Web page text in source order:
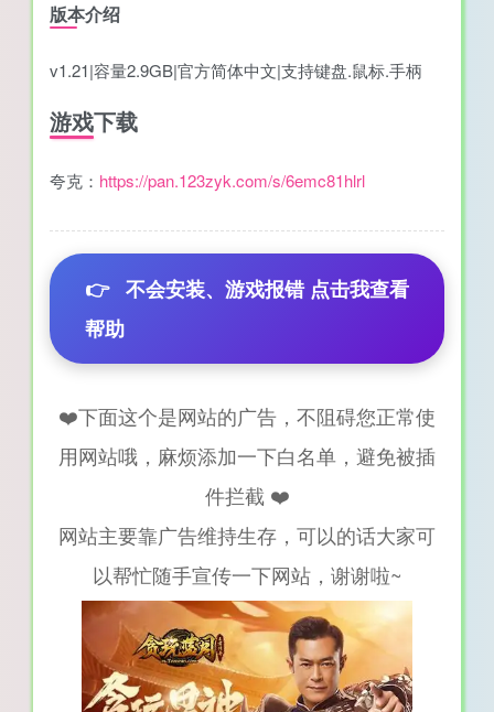
版本介绍
v1.21|容量2.9GB|官方简体中文|支持键盘.鼠标.手柄
游戏下载
夸克： https://pan.123zyk.com/s/6emc81hlrl
👉 不会安装、游戏报错 点击我查看
帮助
❤️下面这个是网站的广告，不阻碍您正常使
用网站哦，麻烦添加一下白名单，避免被插
件拦截 ❤️
网站主要靠广告维持生存，可以的话大家可
以帮忙随手宣传一下网站，谢谢啦~